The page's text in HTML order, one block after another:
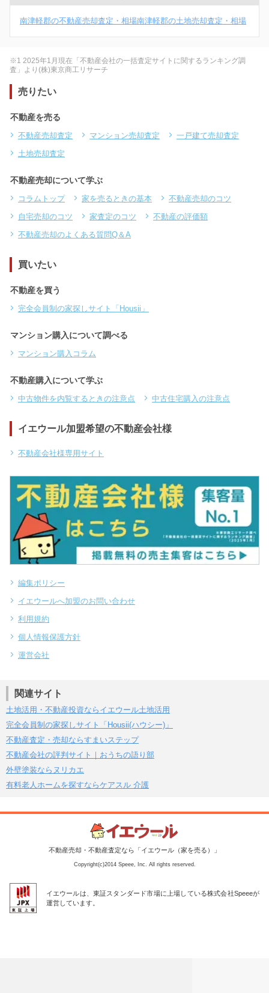
南津軽郡の不動産売却査定・相場南津軽郡の土地売却査定・相場
※1 2025年1月現在「不動産会社の一括査定サイトに関するランキング調
査」より(株)東京商工リサーチ
売りたい
不動産を売る
不動産売却査定 マンション売却査定
一戸建て売却査定
土地売却査定
不動産売却について学ぶ
コラムトップ 家を売るときの基本
不動産売却のコツ
自宅売却のコツ
家査定のコツ
不動産の評価額
不動産売却のよくある質問Q＆A
買いたい
不動産を買う
完全会員制の家探しサイト「Housii」
マンション購入について調べる
マンション購入コラム
不動産購入について学ぶ
中古物件を内覧するときの注意点 中古住宅購入の注意点
イエウール加盟希望の不動産会社様
不動産会社様専用サイト
編集ポリシー
イエウールへ加盟のお問い合わせ
利用規約
個人情報保護方針
運営会社
関連サイト
土地活用・不動産投資ならイエウール土地活用
完全会員制の家探しサイト「Housii(ハウシー)」
不動産査定・売却ならすまいステップ
不動産会社の評判サイト｜おうちの語り部
外壁塗装ならヌリカエ
有料老人ホームを探すならケアスル 介護
不動産売却・不動産査定なら「イエウール（家を売る）」
Copyright(c)2014 Speee, Inc. All rights reserved.
イエウールは、東証スタンダード市場に上場している株式会社Speeeが
運営しています。